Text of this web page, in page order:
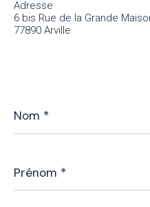
Adresse
6 bis Rue de la Grande
77890 Arville
*
*